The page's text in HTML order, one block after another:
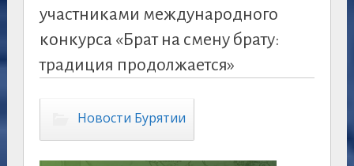
участниками международного
конкурса «Брат на смену брату:
традиция продолжается»
Новости Бурятии